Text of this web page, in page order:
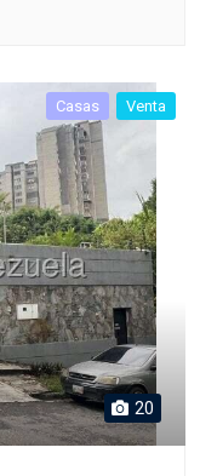
Casas Venta
20